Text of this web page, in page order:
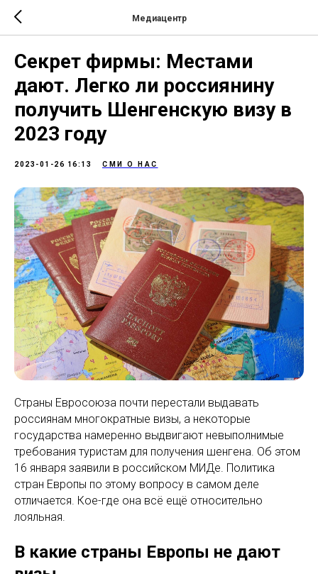
Медиацентр
Секрет фирмы: Местами
дают. Легко ли россиянину
получить Шенгенскую визу в
2023 году
2023-01-26 16:13 СМИ О НАС
Страны Евросоюза почти перестали выдавать
россиянам многократные визы, а некоторые
государства намеренно выдвигают невыполнимые
требования туристам для получения шенгена. Об этом
16 января заявили в российском МИДе. Политика
стран Европы по этому вопросу в самом деле
отличается. Кое-где она всё ещё относительно
лояльная.
В какие страны Европы не дают